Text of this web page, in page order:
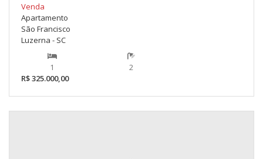
Venda
Apartamento
São Francisco
Luzerna - SC
1
2
R$ 325.000,00